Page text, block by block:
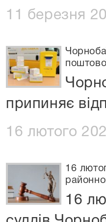
11 березня
припиняє
16 лютого
16
16